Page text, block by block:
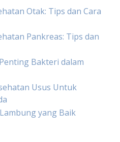
Otak: Tips dan Cara
Pankreas: Tips dan
Bakteri dalam
Usus Untuk
yang Baik